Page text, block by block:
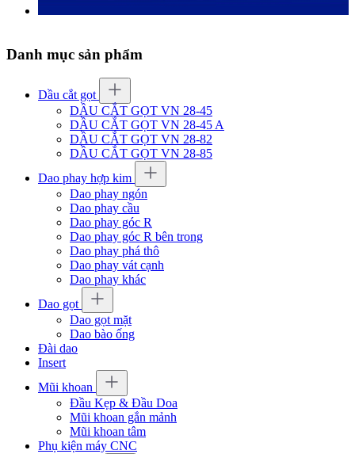
Danh mục sản phẩm
Dầu cắt gọt
DẦU CẮT GỌT VN 28-45
DẦU CẮT GỌT VN 28-45 A
DẦU CẮT GỌT VN 28-82
DẦU CẮT GỌT VN 28-85
Dao phay hợp kim
Dao phay ngón
Dao phay cầu
Dao phay góc R
Dao phay góc R bên trong
Dao phay phá thô
Dao phay vát cạnh
Dao phay khác
Dao gọt
Dao gọt mặt
Dao bào ống
Đài dao
Insert
Mũi khoan
Đầu Kẹp & Đầu Doa
Mũi khoan gắn mảnh
Mũi khoan tâm
Phụ kiện máy CNC